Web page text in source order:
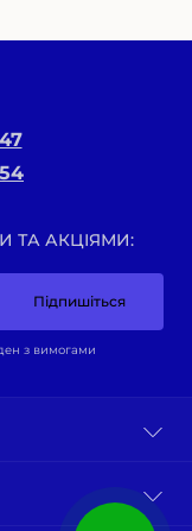
ТА АКЦІЯМИ:
Підпишіться
з вимогами